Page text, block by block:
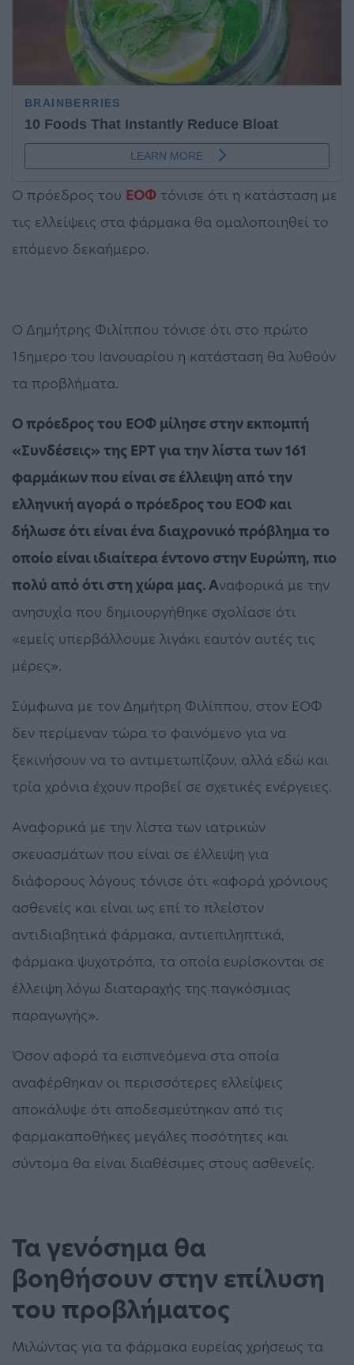
Ο πρόεδρος του ΕΟΦ τόνισε ότι η κατάσταση με
τις ελλείψεις στα φάρμακα θα ομαλοποιηθεί το
επόμενο δεκαήμερο.
Ο Δημήτρης Φιλίππου τόνισε ότι στο πρώτο
15ημερο του Ιανουαρίου η κατάσταση θα λυθούν
τα προβλήματα.
Ο πρόεδρος του ΕΟΦ μίλησε στην εκπομπή
«Συνδέσεις» της ΕΡΤ για την λίστα των 161
φαρμάκων που είναι σε έλλειψη από την
ελληνική αγορά ο πρόεδρος του ΕΟΦ και
δήλωσε ότι είναι ένα διαχρονικό πρόβλημα το
οποίο είναι ιδιαίτερα έντονο στην Ευρώπη, πιο
πολύ από ότι στη χώρα μας. Αναφορικά με την
ανησυχία που δημιουργήθηκε σχολίασε ότι
«εμείς υπερβάλλουμε λιγάκι εαυτόν αυτές τις
μέρες».
Σύμφωνα με τον Δημήτρη Φιλίππου, στον ΕΟΦ
δεν περίμεναν τώρα το φαινόμενο για να
ξεκινήσουν να το αντιμετωπίζουν, αλλά εδώ και
τρία χρόνια έχουν προβεί σε σχετικές ενέργειες.
Αναφορικά με την λίστα των ιατρικών
σκευασμάτων που είναι σε έλλειψη για
διάφορους λόγους τόνισε ότι «αφορά χρόνιους
ασθενείς και είναι ως επί το πλείστον
αντιδιαβητικά φάρμακα, αντιεπιληπτικά,
φάρμακα ψυχοτρόπα, τα οποία ευρίσκονται σε
έλλειψη λόγω διαταραχής της παγκόσμιας
παραγωγής».
Όσον αφορά τα εισπνεόμενα στα οποία
αναφέρθηκαν οι περισσότερες ελλείψεις
αποκάλυψε ότι αποδεσμεύτηκαν από τις
φαρμακαποθήκες μεγάλες ποσότητες και
σύντομα θα είναι διαθέσιμες στους ασθενείς.
Τα γενόσημα θα
βοηθήσουν στην επίλυση
του προβλήματος
Μιλώντας για τα φάρμακα ευρείας χρήσεως τα